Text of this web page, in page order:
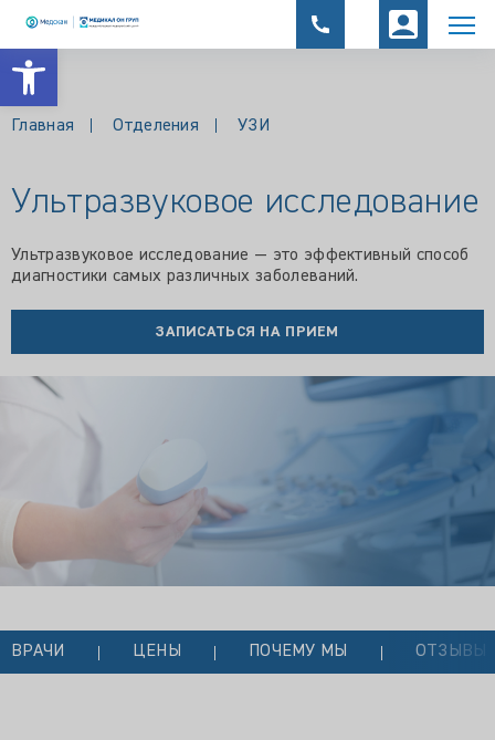
Открыть панель инструментов
Главная Отделения УЗИ
Ультразвуковое исследование
Ультразвуковое исследование — это эффективный способ
диагностики самых различных заболеваний.
ЗАПИСАТЬСЯ НА ПРИЕМ
ВРАЧИ ЦЕНЫ ПОЧЕМУ МЫ ОТЗЫВЫ